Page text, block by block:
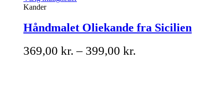
Kander
Håndmalet Oliekande fra Sicilien
369,00 kr. – 399,00 kr.